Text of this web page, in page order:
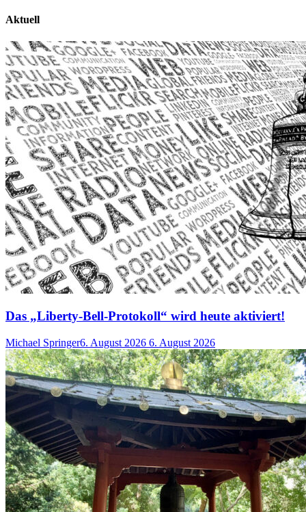
Aktuell
Das „Liberty-Bell-Protokoll“ wird heute aktiviert!
Michael Springer6. August 2026 6. August 2026